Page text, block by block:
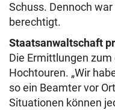
Schuss. Dennoch
berechtigt.
Staatsanwaltschaft
Die Ermittlungen
Hochtouren. „Wir
so ein Beamter vor
Situationen können